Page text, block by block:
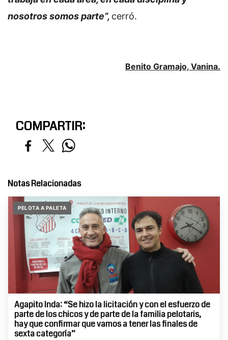
nosotros somos parte”, cerró.
Benito Gramajo, Vanina.
COMPARTIR:
Notas Relacionadas
PELOTA A PALETA
Agapito Inda: “Se hizo la licitación y con el esfuerzo de
parte de los chicos y de parte de la familia pelotaris,
hay que confirmar que vamos a tener las finales de
sexta categoría”